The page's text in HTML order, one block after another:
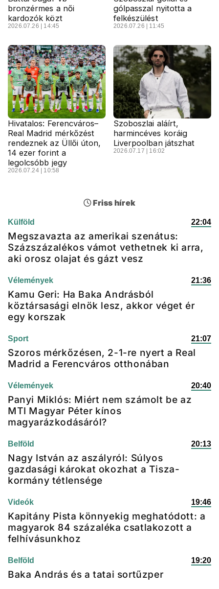
bronzérmes a női
kardozók közt
2026.07.26 | 14:45
gólpasszal nyitotta a
felkészülést
2026.07.26 | 11:45
Hivatalos: Ferencváros–
Real Madrid mérkőzést
rendeznek az Üllői úton,
14 ezer forint a
legolcsóbb jegy
2026.07.24 | 10:58
Szoboszlai aláírt,
harmincéves koráig
Liverpoolban játszhat
2026.07.17 | 16:02
Friss hírek
Külföld 22:04
Megszavazta az amerikai szenátus:
Százszázalékos vámot vethetnek ki arra,
aki orosz olajat és gázt vesz
Vélemények 21:36
Kamu Geri: Ha Baka Andrásból
köztársasági elnök lesz, akkor véget ér
egy korszak
Sport 21:07
Szoros mérkőzésen, 2-1-re nyert a Real
Madrid a Ferencváros otthonában
Vélemények 20:40
Panyi Miklós: Miért nem számolt be az
MTI Magyar Péter kínos
magyarázkodásáról?
Belföld 20:13
Nagy István az aszályról: Súlyos
gazdasági károkat okozhat a Tisza-
kormány tétlensége
Videók 19:46
Kapitány Pista könnyekig meghatódott: a
magyarok 84 százaléka csatlakozott a
felhívásunkhoz
Belföld 19:20
Baka András és a tatai sortűzper